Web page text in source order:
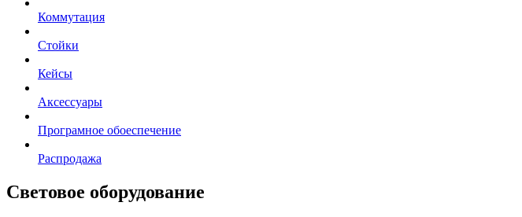
Коммутация
Стойки
Кейсы
Аксессуары
Програмное обоеспечение
Распродажа
Световое оборудование